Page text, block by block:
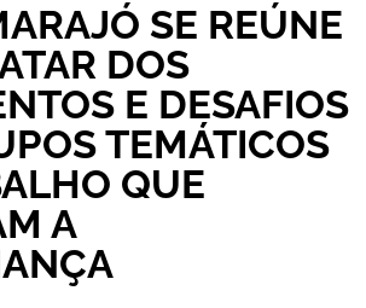
SE REÚNE
DOS
E DESAFIOS
TEMÁTICOS
QUE
A